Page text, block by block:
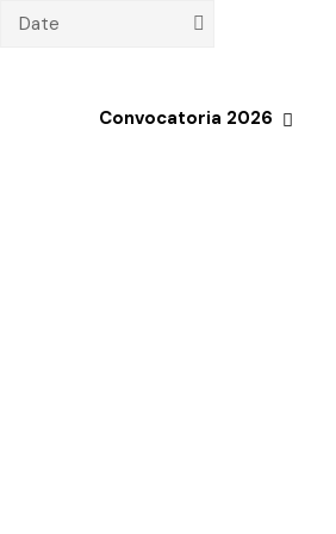
Convocatoria 2026
Date